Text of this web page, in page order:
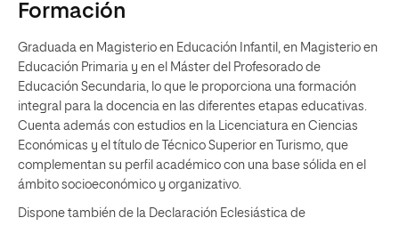
Formación
Graduada en Magisterio en Educación Infantil, en Magisterio en
Educación Primaria y en el Máster del Profesorado de
Educación Secundaria, lo que le proporciona una formación
integral para la docencia en las diferentes etapas educativas.
Cuenta además con estudios en la Licenciatura en Ciencias
Económicas y el título de Técnico Superior en Turismo, que
complementan su perfil académico con una base sólida en el
ámbito socioeconómico y organizativo.
Dispone también de la Declaración Eclesiástica de